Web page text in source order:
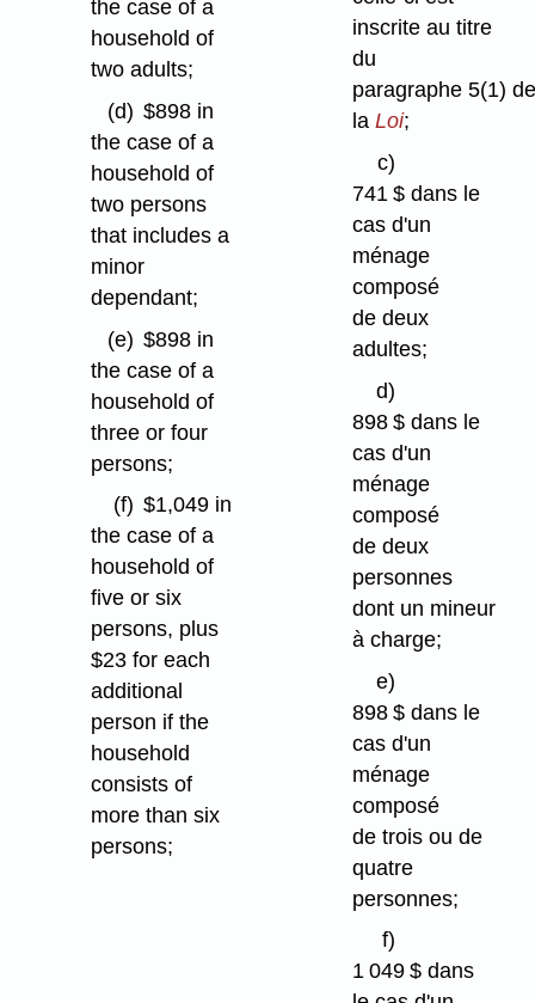
the case of a
household of
two adults;
(d) $898 in
the case of a
household of
two persons
that includes a
minor
dependant;
(e) $898 in
the case of a
household of
three or four
persons;
(f) $1,049 in
the case of a
household of
five or six
persons, plus
$23 for each
additional
person if the
household
consists of
more than six
persons;
inscrite au titre
du
paragraphe 5(1)
laLoi;
c)
741 $ dans le
cas d'un
ménage
composé
de deux
adultes;
d)
898 $ dans le
cas d'un
ménage
composé
de deux
personnes
dont un mineur
à charge;
e)
898 $ dans le
cas d'un
ménage
composé
de trois ou de
quatre
personnes;
f)
1 049 $ dans